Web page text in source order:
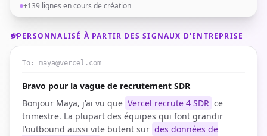
+139 lignes en cours de création
PERSONNALISÉ À PARTIR DES SIGNAUX D'ENTREPRISE
To: maya@vercel.com
Bravo pour la vague de recrutement SDR
Bonjour Maya, j'ai vu que Vercel recrute 4 SDR ce
trimestre. La plupart des équipes qui font grandir
l'outbound aussi vite butent sur des données de